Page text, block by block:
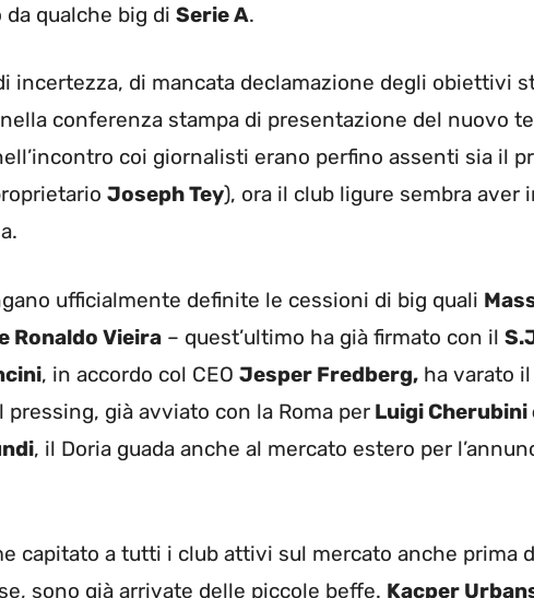
qualche big di Serie A.
incertezza, di mancata declamazione degli obiettivi
conferenza stampa di presentazione del nuovo
coi giornalisti erano perfino assenti sia il
Joseph Tey), ora il club ligure sembra aver
ufficialmente definite le cessioni di big quali
Ronaldo Vieira – quest’ultimo ha già firmato con il
, in accordo col CEO Jesper Fredberg, ha varato
pressing, già avviato con la Roma per Luigi Cherubini
, il Doria guada anche al mercato estero per
capitato a tutti i club attivi sul mercato anche prima
sono già arrivate delle piccole beffe. Kacper